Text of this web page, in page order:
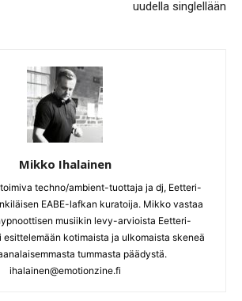
uudella singlellään
Mikko Ihalainen
techno/ambient-tuottaja ja dj, Eetteri-
EABE-lafkan kuratoija. Mikko vastaa
musiikin levy-arvioista Eetteri-
esittelemään kotimaista ja ulkomaista skeneä
tummasta päädystä.
ihalainen@emotionzine.fi